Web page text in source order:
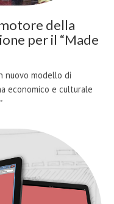
della
per il “Made
nuovo modello di
economico e culturale